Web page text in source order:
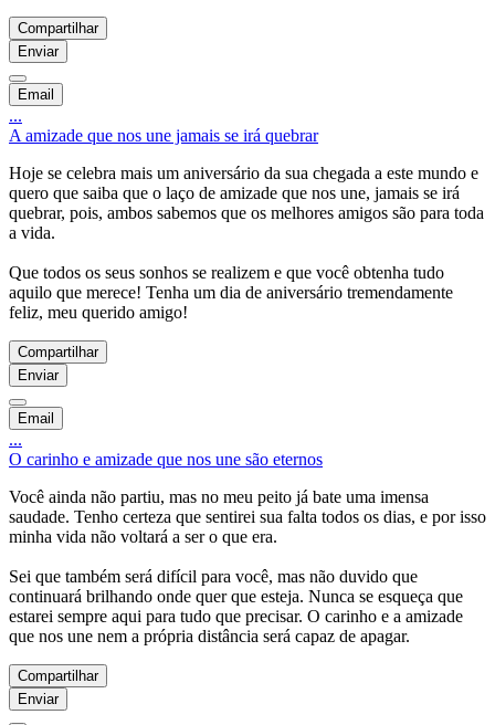
Compartilhar
Enviar
Email
...
A amizade que nos une jamais se irá quebrar
Hoje se celebra mais um aniversário da sua chegada a este mundo e
quero que saiba que o laço de amizade que nos une, jamais se irá
quebrar, pois, ambos sabemos que os melhores amigos são para toda
a vida.
Que todos os seus sonhos se realizem e que você obtenha tudo
aquilo que merece! Tenha um dia de aniversário tremendamente
feliz, meu querido amigo!
Compartilhar
Enviar
Email
...
O carinho e amizade que nos une são eternos
Você ainda não partiu, mas no meu peito já bate uma imensa
saudade. Tenho certeza que sentirei sua falta todos os dias, e por isso
minha vida não voltará a ser o que era.
Sei que também será difícil para você, mas não duvido que
continuará brilhando onde quer que esteja. Nunca se esqueça que
estarei sempre aqui para tudo que precisar. O carinho e a amizade
que nos une nem a própria distância será capaz de apagar.
Compartilhar
Enviar